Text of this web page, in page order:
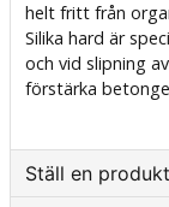
helt fritt från
Silika hard är
och vid slipning
förstärka
Ställ en